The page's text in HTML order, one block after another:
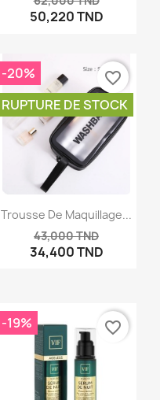
50,220 TND
Trousse De Maquillage...
43,000 TND
34,400 TND
-20%
RUPTURE DE STOCK
favorite_border
-19% favorite_border